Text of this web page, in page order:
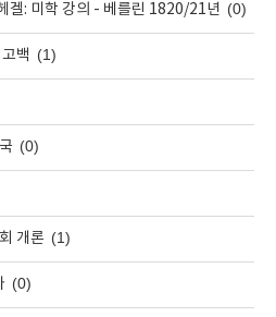
겔: 미학 강의 - 베를린 1820/21년 (0)
백 (1)
(0)
개론 (1)
(0)